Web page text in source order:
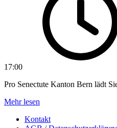
17:00
Pro Senectute Kanton Bern lädt
Mehr lesen
Kontakt